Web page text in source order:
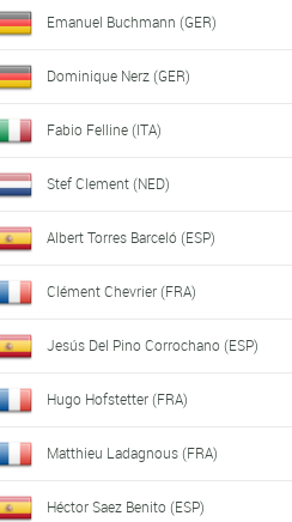
Emanuel Buchmann (GER)
Dominique Nerz (GER)
Fabio Felline (ITA)
Stef Clement (NED)
Albert Torres Barceló (ESP)
Clément Chevrier (FRA)
Jesús Del Pino Corrochano (ESP)
Hugo Hofstetter (FRA)
Matthieu Ladagnous (FRA)
Héctor Saez Benito (ESP)